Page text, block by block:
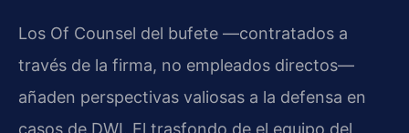
Los Of Counsel del bufete —contratados a
través de la firma, no empleados directos—
añaden perspectivas valiosas a la defensa en
casos de DWI. El trasfondo de el equipo del